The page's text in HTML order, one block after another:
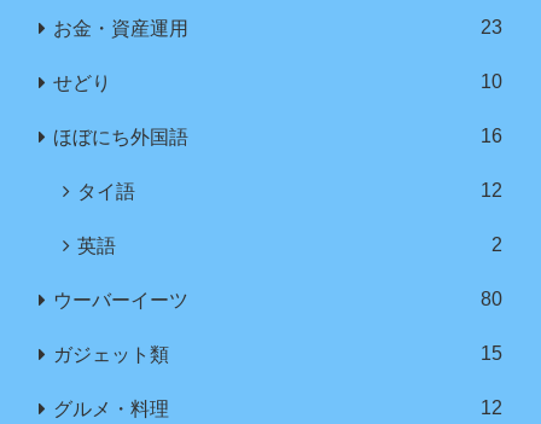
お金・資産運用 23
せどり 10
ほぼにち外国語 16
タイ語 12
英語 2
ウーバーイーツ 80
ガジェット類 15
グルメ・料理 12